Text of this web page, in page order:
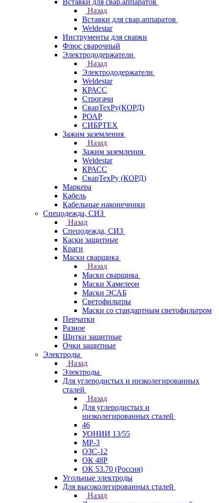
Вставки для свар.аппаратов
Назад
Вставки для свар.аппаратов
Weldestar
Инструменты для сварки
Флюс сварочный
Электрододержатели
Назад
Электрододержатели
Weldestar
КРАСС
Строгачи
СварТехРу(КОРД)
РОАР
СИБРТЕХ
Зажим заземления
Назад
Зажим заземления
Weldestar
КРАСС
СварТехРу (КОРД)
Маркера
Кабель
Кабельные наконечники
Спецодежда, СИЗ
Назад
Спецодежда, СИЗ
Каски защитные
Краги
Маски сварщика
Назад
Маски сварщика
Маски Хамелеон
Маски ЭСАБ
Светофильтры
Маски со стандартным светофильтром
Перчатки
Разное
Щитки защитные
Очки защитные
Электроды
Назад
Электроды
Для углеродистых и низколегированных
сталей
Назад
Для углеродистых и
низколегированных сталей
46
УОНИИ 13/55
МР-3
ОЗС-12
ОК 48Р
ОК 53.70 (Россия)
Угольные электроды
Для высоколегированных сталей
Назад